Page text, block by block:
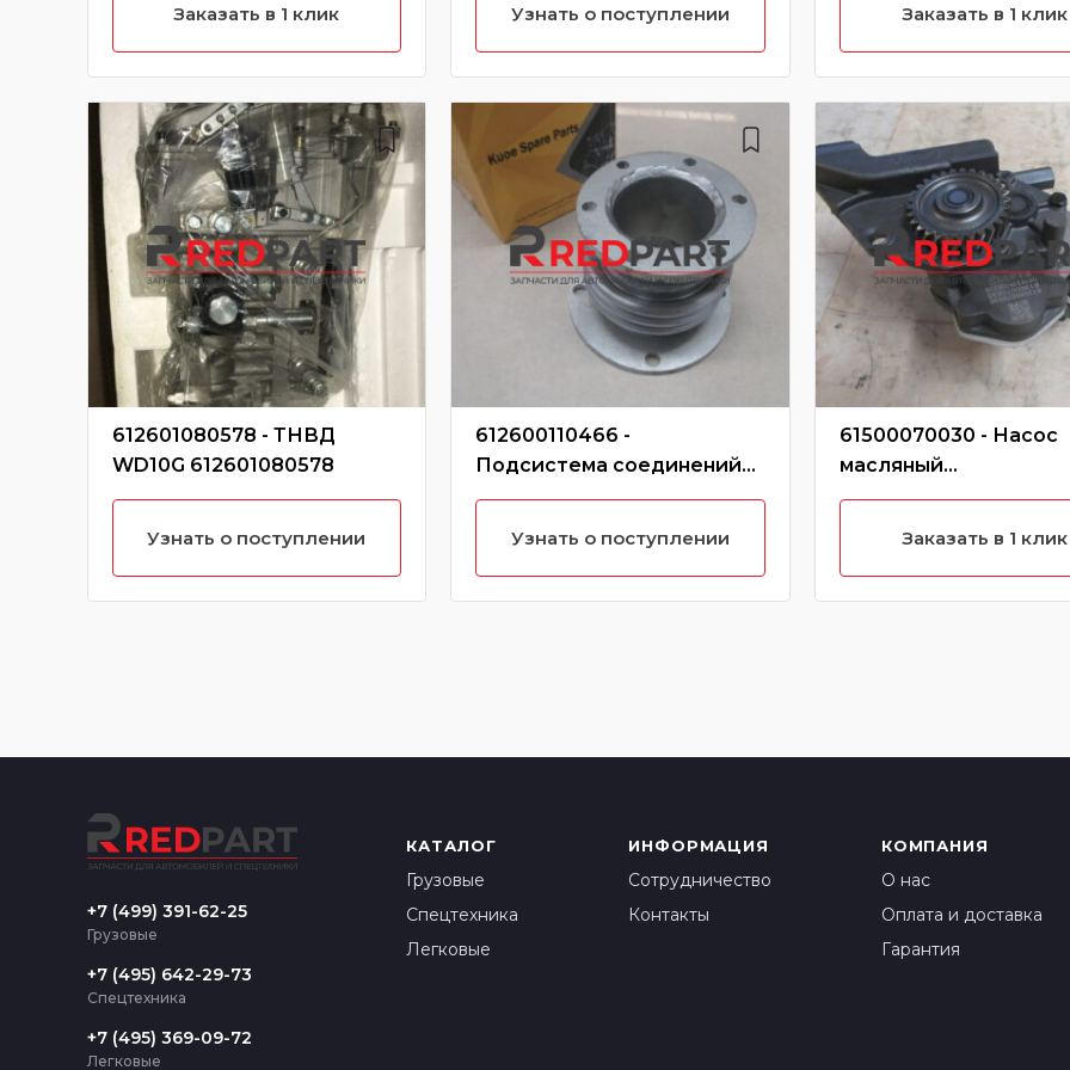
Заказать в 1 клик
612601080578 - ТНВД
WD10G 612601080578
Узнать о поступлении
Узнать о поступлении
612600110466 -
Подсистема соединений
компенсационных труб
Узнать о поступлении
Заказать в 1 клик
61500070030 - Насос
масляный
WD10/61500070030/
Заказать в 1 клик
+7 (499) 391-62-25
Грузовые
+7 (495) 642-29-73
Спецтехника
+7 (495) 369-09-72
Легковые
КАТАЛОГ
Грузовые
Спецтехника
Легковые
ИНФОРМАЦИЯ
Сотрудничество
Контакты
КОМПАНИЯ
О нас
Оплата и доставка
Гарантия